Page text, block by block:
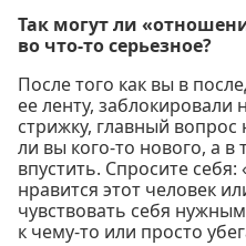
Так могут ли
во что-то серьезное?
После того как вы в
ее ленту,
стрижку, главный вопрос
ли вы кого-то нового, а в
впустить. Спросите
нравится этот человек
чувствовать себя
к чему-то или просто